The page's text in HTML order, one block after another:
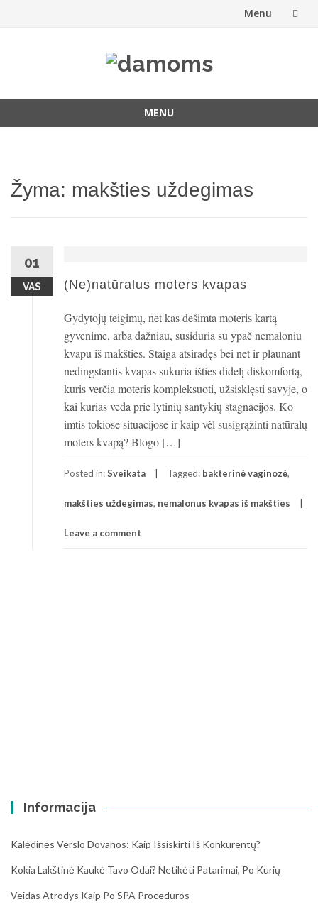
Menu
MENU
Žyma: makšties uždegimas
01
VAS (Ne)natūralus moters kvapas
Gydytojų teigimų, net kas dešimta moteris kartą
gyvenime, arba dažniau, susiduria su ypač nemaloniu
kvapu iš makšties. Staiga atsiradęs bei net ir plaunant
nedingstantis kvapas sukuria išties didelį diskomfortą,
kuris verčia moteris kompleksuoti, užsisklęsti savyje, o
kai kurias veda prie lytinių santykių stagnacijos. Ko
imtis tokiose situacijose ir kaip vėl susigrąžinti natūralų
moters kvapą? Blogo […]
Posted in:Sveikata Tagged: bakterinė vaginozė,
makšties uždegimas, nemalonus kvapas iš makšties
Leave a comment
Informacija
Kalėdinės Verslo Dovanos: Kaip Išsiskirti Iš Konkurentų?
Kokia Lakštinė Kaukė Tavo Odai? Netikėti Patarimai, Po Kurių
Veidas Atrodys Kaip Po SPA Procedūros